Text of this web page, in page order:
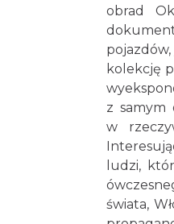
obrad
kolekcję
z samym
w
ludzi,
świata,